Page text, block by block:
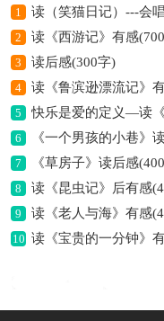
1 读（笑猫日记）---会
2 读《西游记》有感
3 读后感(300字)
4 读《鲁滨逊漂流记》
5
6 《一个男孩的小巷》
7 《草房子》读后感
8 读《昆虫记》后有感
9 读《老人与海》有感
10 读《宝贵的一分钟》